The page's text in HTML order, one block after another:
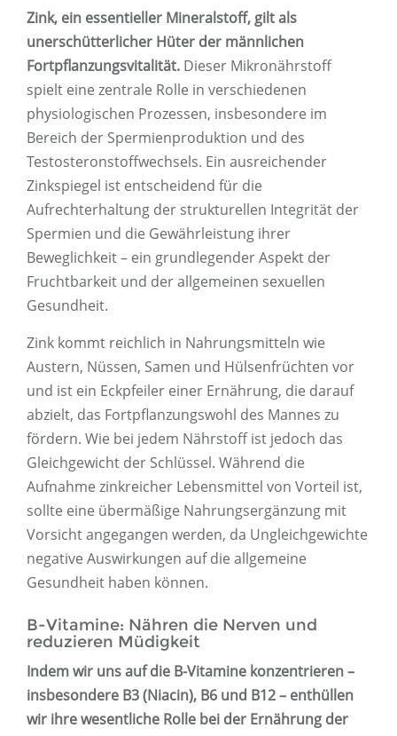
Zink, ein essentieller Mineralstoff, gilt als
unerschütterlicher Hüter der männlichen
Fortpflanzungsvitalität. Dieser Mikronährstoff
spielt eine zentrale Rolle in verschiedenen
physiologischen Prozessen, insbesondere im
Bereich der Spermienproduktion und des
Testosteronstoffwechsels. Ein ausreichender
Zinkspiegel ist entscheidend für die
Aufrechterhaltung der strukturellen Integrität der
Spermien und die Gewährleistung ihrer
Beweglichkeit – ein grundlegender Aspekt der
Fruchtbarkeit und der allgemeinen sexuellen
Gesundheit.
Zink kommt reichlich in Nahrungsmitteln wie
Austern, Nüssen, Samen und Hülsenfrüchten vor
und ist ein Eckpfeiler einer Ernährung, die darauf
abzielt, das Fortpflanzungswohl des Mannes zu
fördern. Wie bei jedem Nährstoff ist jedoch das
Gleichgewicht der Schlüssel. Während die
Aufnahme zinkreicher Lebensmittel von Vorteil ist,
sollte eine übermäßige Nahrungsergänzung mit
Vorsicht angegangen werden, da Ungleichgewichte
negative Auswirkungen auf die allgemeine
Gesundheit haben können.
B-Vitamine: Nähren die Nerven und
reduzieren Müdigkeit
Indem wir uns auf die B-Vitamine konzentrieren –
insbesondere B3 (Niacin), B6 ​​und B12 – enthüllen
wir ihre wesentliche Rolle bei der Ernährung der